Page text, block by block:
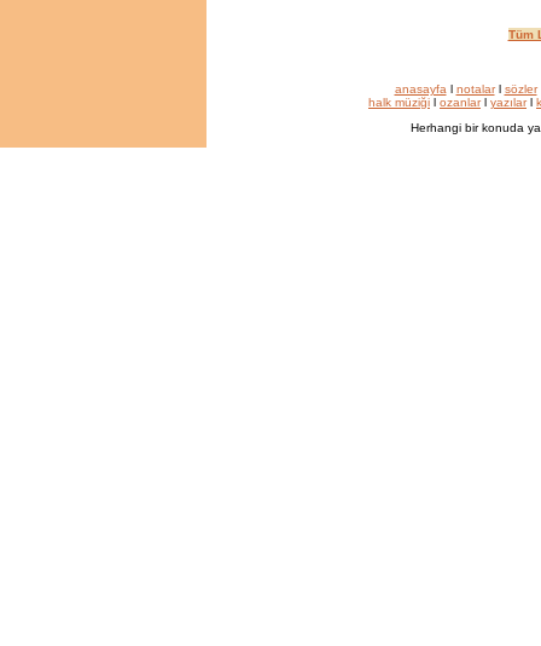
Tüm
anasayfa l notalarl sözler
halk müziği l ozanlarl yazılarl
Herhangi bir konuda